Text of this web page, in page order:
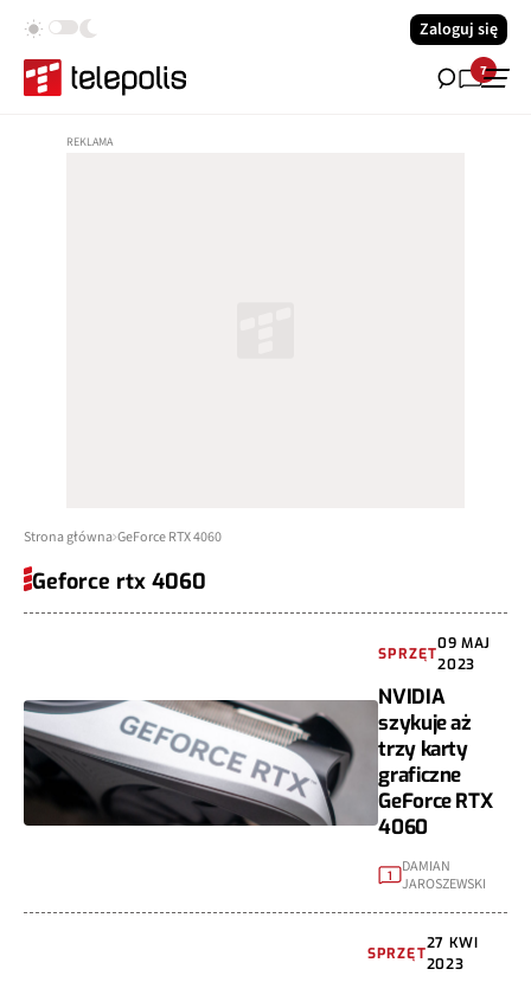
Zaloguj się
7
Strona główna GeForce RTX 4060
Geforce rtx 4060
SPRZĘT
09 MAJ
2023
NVIDIA
szykuje aż
trzy karty
graficzne
GeForce RTX
4060
1
DAMIAN
JAROSZEWSKI
SPRZĘT
27 KWI
2023